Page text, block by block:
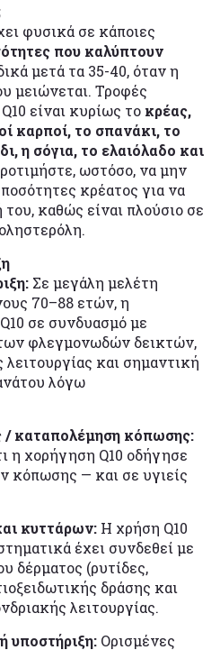
φυσικά σε κάποιες
που καλύπτουν
μετά τα 35-40, όταν η
μειώνεται. Τροφές
είναι κυρίως το κρέας,
καρποί, το σπανάκι, το
η σόγια, το ελαιόλαδο και
ωστόσο, να μην
κρέατος για να
καθώς είναι πλούσιο σε
Σε μεγάλη μελέτη
70–88 ετών, η
σε συνδυασμό με
φλεγμονωδών δεικτών,
και σημαντική
λόγω
/ καταπολέμηση κόπωσης:
η χορήγηση Q10 οδήγησε
κόπωσης — και σε υγιείς
κυττάρων: Η χρήση Q10
έχει συνδεθεί με
δέρματος (ρυτίδες,
δράσης και
λειτουργίας.
υποστήριξη: Ορισμένες